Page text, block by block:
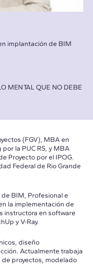
implantación de BIM
MENTAL QUE NO DEBE
(FGV), MBA en
la PUC RS, y MBA
Proyecto por el IPOG.
Federal de Rio Grande
BIM, Profesional e
la implementación de
instructora en software
y V-Ray.
diseño
Actualmente trabaja
proyectos, modelado